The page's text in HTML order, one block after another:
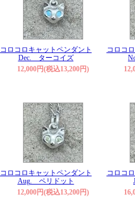
コロコロキャットペンダント
Dec. ターコイズ
12,000円(税込13,200円)
コロコ
コロコロキャットペンダント
Aug. ペリドット
12,000円(税込13,200円)
コロコ